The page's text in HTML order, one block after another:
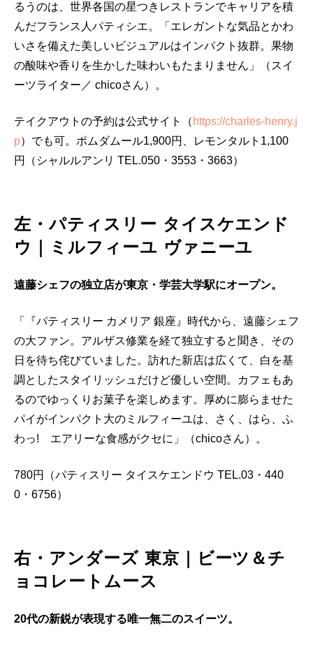
るうのは、世界各国の星つきレストランでキャリアを積
んだフランス人パティシエ。「エレガントな気品とかわ
いさを備えた美しいビジュアルはインパクト抜群。果物
の酸味や香りを生かした味わいもたまりません」（スイ
ーツライター／ chicoさん）。
テイクアウトの予約は公式サイト（ https://charles-henry.j
p）でも可。ポムダムール1,900円、レモンタルト1,100
円（シャルルアンリ TEL.050・3553・3663）
左・パティスリー タイスケエンド
ウ｜ミルフィーユ ヴァニーユ
遠藤シェフの独立店が東京・学芸大学駅にオープン。
「『パティスリー カメリア 銀座』時代から、遠藤シェフ
の大ファン。アルザス修業を経て独立すると聞き、その
日を待ち侘びていました。訪れた新店は広くて、白を基
調としたスタイリッシュだけど優しい空間。カフェもあ
るのでゆっくりお菓子を楽しめます。厚めに膨らませた
パイがインパクト大のミルフィーユは、さく、はら、ふ
わっ! エアリーな食感がクセに」（chicoさん）。
780円（パティスリー タイスケエンドウ TEL.03・440
0・6756）
右・アンダーズ 東京｜ビーツ＆チ
ョコレートムース
20代の新鋭が表現する唯一無二のスイーツ。